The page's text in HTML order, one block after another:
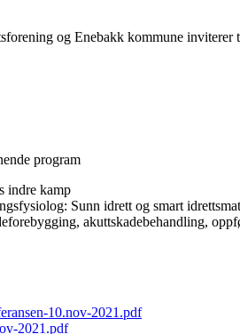
og Enebakk kommune inviterer
program
indre kamp
Sunn idrett og smart idrettsmat
akuttskadebehandling,
10.nov-2021.pdf
2021.pdf